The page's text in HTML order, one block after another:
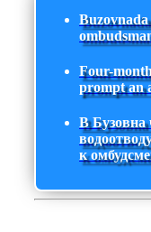
Four-
prompt an
В Бузовна
к